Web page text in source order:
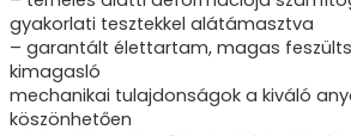
gyakorlati tesztekkel alátámasztva
– garantált élettartam, magas
kimagasló
mechanikai tulajdonságok a kiváló
köszönhetően